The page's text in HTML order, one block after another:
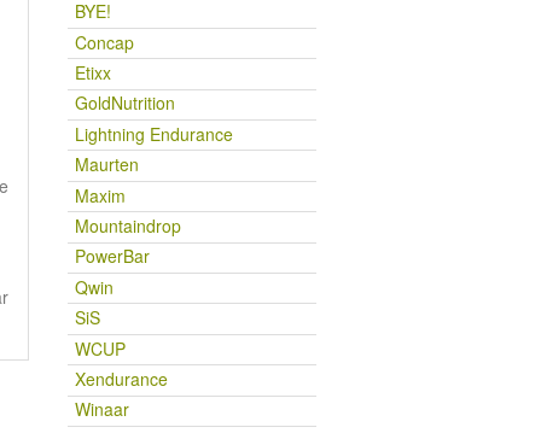
BYE!
Concap
Etixx
GoldNutrition
Lightning Endurance
Maurten
Maxim
Mountaindrop
PowerBar
Qwin
SiS
WCUP
Xendurance
Winaar